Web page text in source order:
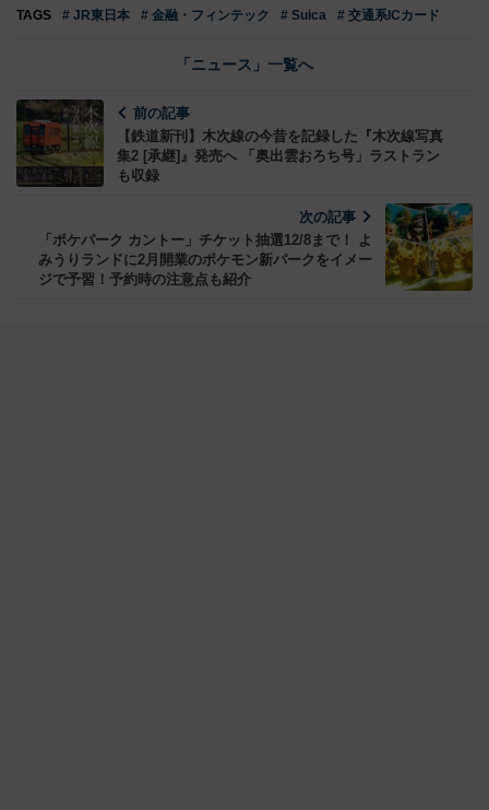
TAGS # JR東日本 # 金融・フィンテック # Suica # 交通系ICカード
「ニュース」一覧へ
前の記事
【鉄道新刊】木次線の今昔を記録した『木次線写真
集2 [承継]』発売へ 「奥出雲おろち号」ラストラン
も収録
次の記事
「ポケパーク カントー」チケット抽選12/8まで！ よ
みうりランドに2月開業のポケモン新パークをイメー
ジで予習！予約時の注意点も紹介